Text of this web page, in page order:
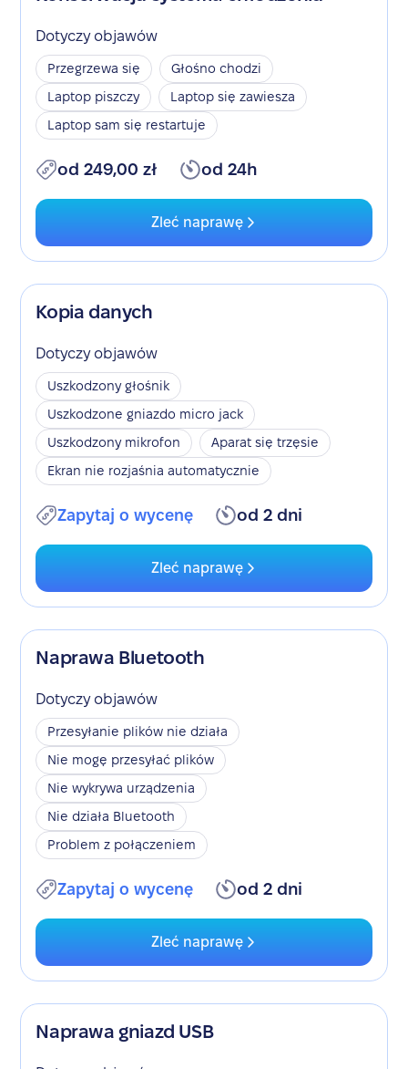
Dotyczy objawów
Przegrzewa się
Głośno chodzi
Laptop piszczy
Laptop się zawiesza
Laptop sam się restartuje
od 249,00 zł od 24h
Zleć naprawę
Kopia danych
Dotyczy objawów
Uszkodzony głośnik
Uszkodzone gniazdo micro jack
Uszkodzony mikrofon
Aparat się trzęsie
Ekran nie rozjaśnia automatycznie
Zapytaj o wycenę od 2 dni
Zleć naprawę
Naprawa Bluetooth
Dotyczy objawów
Przesyłanie plików nie działa
Nie mogę przesyłać plików
Nie wykrywa urządzenia
Nie działa Bluetooth
Problem z połączeniem
Zapytaj o wycenę od 2 dni
Zleć naprawę
Naprawa gniazd USB